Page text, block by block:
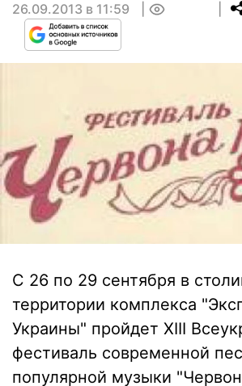
26.09.2013 в 11:59
С 26 по 29 сентября в
территории комплекса
Украины" пройдет ХІІІ
фестиваль современной
популярной музыки